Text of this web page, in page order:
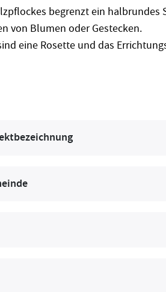
begrenzt ein halbrundes
von Blumen oder Gestecken.
eine Rosette und das